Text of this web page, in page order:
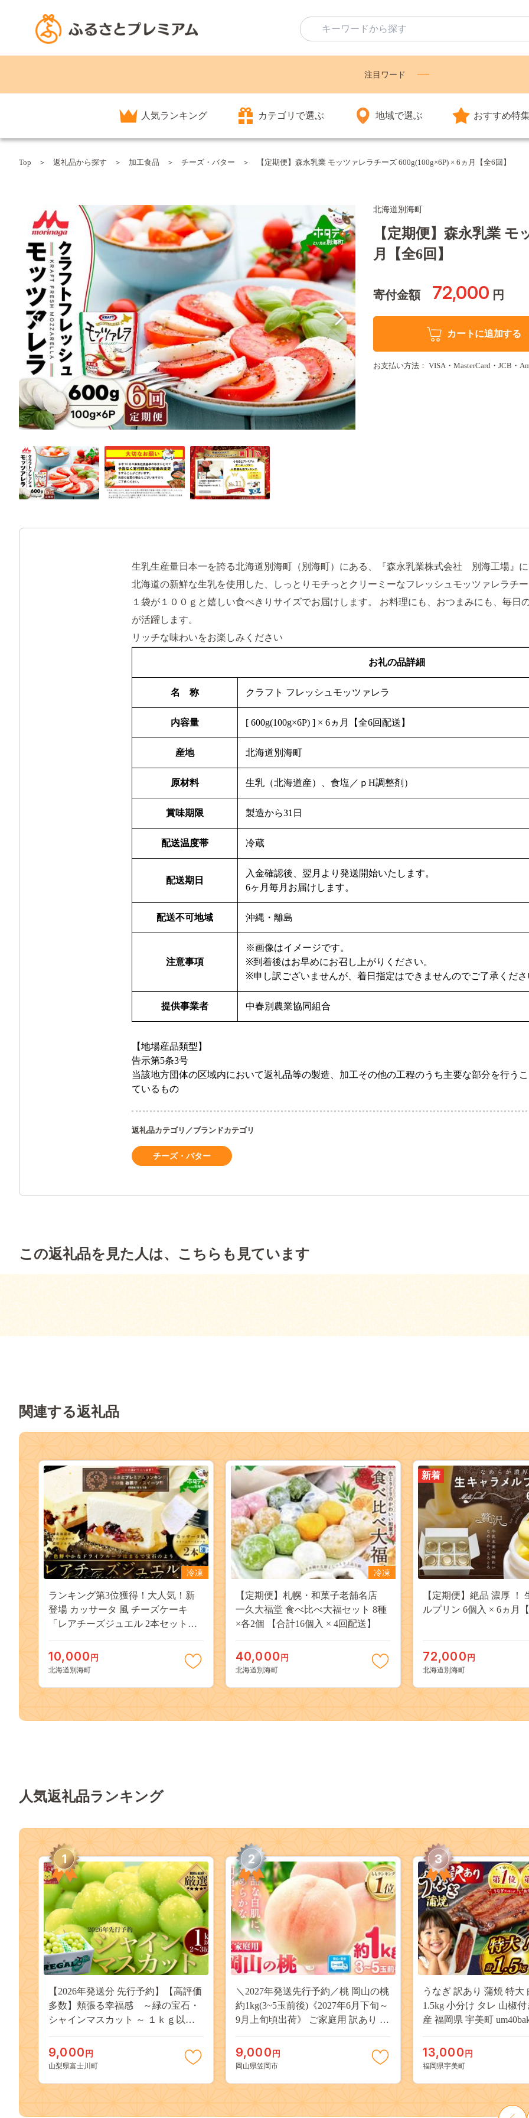
注目ワード
人気ランキング カテゴリで選ぶ 地域で選ぶ おすすめ特
Top 返礼品から探す 加工食品 チーズ・バター 【定期便】森永乳業 モッツァレラチーズ 600g(100g×6P) × 6ヵ月【全6回】
北海道別海町
【定期便】森永乳業 モ
月【全6回】
寄付金額 72,000 円
カートに追加する
お支払い方法： VISA・MasterCard・JCB・
生乳生産量日本一を誇る北海道別海町（別海町）にある、『森永乳業株式会社 別海工場』
北海道の新鮮な生乳を使用した、しっとりモチっとクリーミーなフレッシュモッツァレラチ
１袋が１００ｇと嬉しい食べきりサイズでお届けします。 お料理にも、おつまみにも、毎日
が活躍します。
リッチな味わいをお楽しみください
お礼の品詳細
名 称 クラフト フレッシュモッツァレラ
内容量 [ 600g(100g×6P) ] × 6ヵ月【全6回配送】
産地 北海道別海町
原材料 生乳（北海道産）、食塩／ｐH調整剤）
賞味期限 製造から31日
配送温度帯 冷蔵
配送期日
入金確認後、翌月より発送開始いたします。
6ヶ月毎月お届けします。
配送不可地域 沖縄・離島
注意事項
※画像はイメージです。
※到着後はお早めにお召し上がりください。
※申し訳ございませんが、着日指定はできませんのでご了承くだ
提供事業者 中春別農業協同組合
【地場産品類型】
告示第5条3号
当該地方団体の区域内において返礼品等の製造、加工その他の工程のうち主要な部分を行う
ているもの
返礼品カテゴリ／ブランドカテゴリ
チーズ・バター
この返礼品を見た人は、こちらも見ています
関連する返礼品
冷凍
ランキング第3位獲得！大人気！新
登場 カッサータ 風 チーズケーキ
「レアチーズジュエル 2本セット」
10,000 円
北海道別海町
冷凍
【定期便】札幌・和菓子老舗名店
一久大福堂 食べ比べ大福セット 8種
×各2個 【合計16個入 × 4回配送】
40,000 円
北海道別海町
新着
【定期便】絶品 濃厚 ！
ルプリン 6個入 × 6ヵ月
72,000 円
北海道別海町
人気返礼品ランキング
1
【2026年発送分 先行予約】【高評価
多数】頬張る幸福感 ～緑の宝石・
シャインマスカット ～ １ｋｇ以上
物 くだもの シャイン マスカット ぶ
どう ブドウ 葡萄 大粒 種なし 先行予
九千円
9,000 円
山梨県富士川町
2
＼2027年発送先行予約／桃 岡山の桃
約1kg(3~5玉前後)《2027年6月下旬～
9月上旬頃出荷》 ご家庭用 訳あり 白
果物 デザート 旬 モモ もも 先行予約
送料無料 果物 岡山県 笠岡市 清水白
kasaoka_zsy_419_100---
9,000 円
岡山県笠岡市
3
うなぎ 訳あり 蒲焼 特大
1.5kg 小分け タレ 山椒
産 福岡県 宇美町
うなぎ蒲焼 鰻蒲焼き 蒲
き 真空パック 個包装 冷
13,000 円
福岡県宇美町